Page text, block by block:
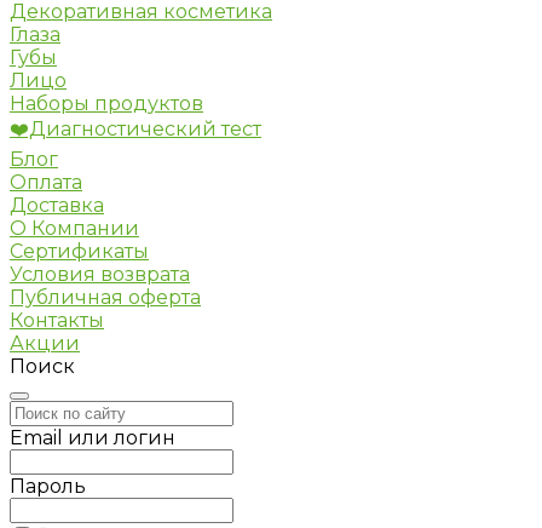
Декоративная косметика
Глаза
Губы
Лицо
Наборы продуктов
❤️Диагностический тест
Блог
Оплата
Доставка
О Компании
Сертификаты
Условия возврата
Публичная оферта
Контакты
Акции
Поиск
Email или логин
Пароль